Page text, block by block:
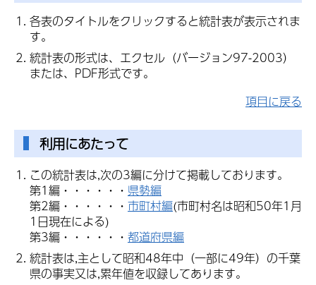
各表のタイトルをクリックすると統計表が表示されま
す。
統計表の形式は、エクセル（バージョン97-2003）
または、PDF形式です。
項目に戻る
利用にあたって
この統計表は,次の3編に分けて掲載しております。
第1編・・・・・・ 県勢編
第2編・・・・・・ 市町村編(市町村名は昭和50年1月
1日現在による)
第3編・・・・・・ 都道府県編
統計表は,主として昭和48年中（一部に49年）の千葉
県の事実又は,累年値を収録してあります。